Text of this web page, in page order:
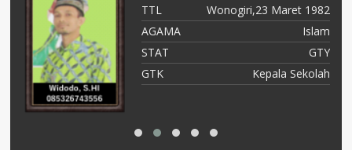
TTL
Wonogiri,23 Maret 1982
AGAMA
Islam
STAT
GTY
GTK
Kepala Sekolah